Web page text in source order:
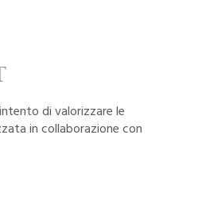
di valorizzare le
in collaborazione con